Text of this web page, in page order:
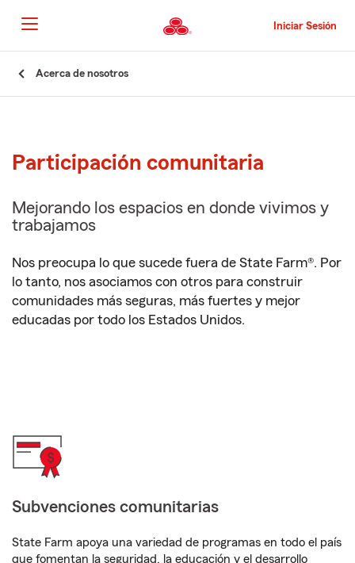
al
contenido
principal
Iniciar Sesión
ComienzoAcerca de nosotros
Participación comunitaria
Mejorando los espacios en donde vivimos y
trabajamos
Nos preocupa lo que sucede fuera de State Farm®. Por
lo tanto, nos asociamos con otros para construir
comunidades más seguras, más fuertes y mejor
educadas por todo los Estados Unidos.
Subvenciones comunitarias
State Farm apoya una variedad de programas en todo el país
que fomentan la seguridad, la educación y el desarrollo